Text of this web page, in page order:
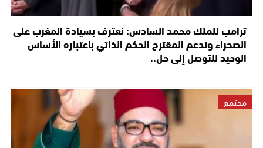
ترامب للملك محمد السادس: نعترف بسيادة المغرب على
الصحراء وندعم المقترح الحكم الذاتي باعتباره الأساس
الوحيد للتوصل إلى حل..
مجتمع